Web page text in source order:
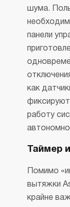
шума.
панели
как
работу
Таймер
Помимо
вытяжки
крайне